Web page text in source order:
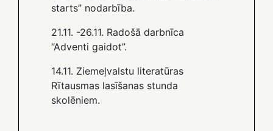
starts” nodarbība.
21.11. -26.11. Radošā darbnīca
“Adventi gaidot”.
14.11. Ziemeļvalstu literatūras
Rītausmas lasīšanas stunda
skolēniem.